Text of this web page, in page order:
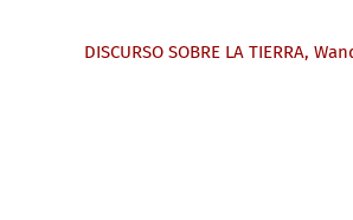
DISCURSO SOBRE LA TIERRA,